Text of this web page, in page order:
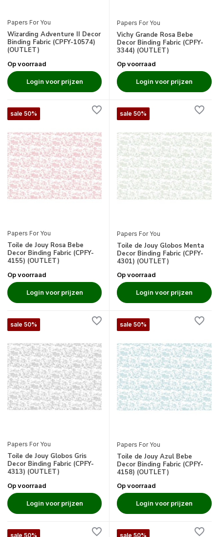
Papers For You
Wizarding Adventure II Decor
Binding Fabric (CPFY-10574)
(OUTLET)
Op voorraad
Login voor prijzen
Papers For You
Vichy Grande Rosa Bebe
Decor Binding Fabric (CPFY-
3344) (OUTLET)
Op voorraad
Login voor prijzen
sale 50%
Papers For You
Toile de Jouy Rosa Bebe
Decor Binding Fabric (CPFY-
4155) (OUTLET)
Op voorraad
Login voor prijzen
sale 50%
Papers For You
Toile de Jouy Globos Menta
Decor Binding Fabric (CPFY-
4301) (OUTLET)
Op voorraad
Login voor prijzen
sale 50%
Papers For You
Toile de Jouy Globos Gris
Decor Binding Fabric (CPFY-
4313) (OUTLET)
Op voorraad
Login voor prijzen
sale 50%
Papers For You
Toile de Jouy Azul Bebe
Decor Binding Fabric (CPFY-
4158) (OUTLET)
Op voorraad
Login voor prijzen
sale 50% sale 50%